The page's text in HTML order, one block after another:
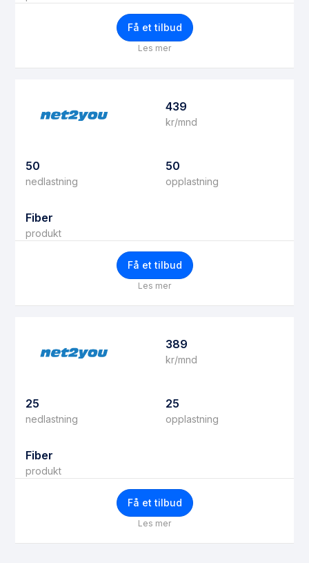
Få et tilbud
Les mer
439
kr/mnd
50
nedlastning
50
opplastning
Fiber
produkt
Få et tilbud
Les mer
389
kr/mnd
25
nedlastning
25
opplastning
Fiber
produkt
Få et tilbud
Les mer